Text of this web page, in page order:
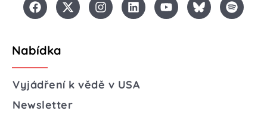
Nabídka
Vyjádření k vědě v USA
Newsletter